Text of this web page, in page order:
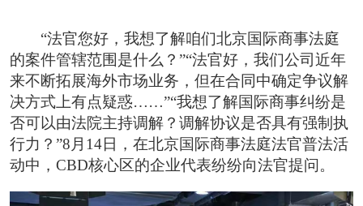
“法官您好，我想了解咱们北京国际商事法庭
的案件管辖范围是什么？”“法官好，我们公司近年
来不断拓展海外市场业务，但在合同中确定争议解
决方式上有点疑惑……”“我想了解国际商事纠纷是
否可以由法院主持调解？调解协议是否具有强制执
行力？”8月14日，在北京国际商事法庭法官普法活
动中，CBD核心区的企业代表纷纷向法官提问。